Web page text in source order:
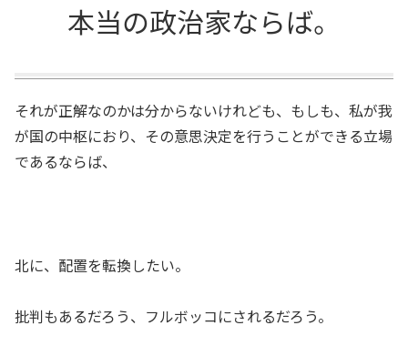
本当の政治家ならば。
それが正解なのかは分からないけれども、もしも、私が我
が国の中枢におり、その意思決定を行うことができる立場
であるならば、
北に、配置を転換したい。
批判もあるだろう、フルボッコにされるだろう。